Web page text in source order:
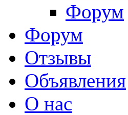
Форум
Форум
Отзывы
Объявления
О нас